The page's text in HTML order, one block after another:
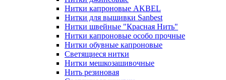
Нитки капроновые AKBEL
Нитки для вышивки Sanbest
Нитки швейные "Красная Нить"
Нитки капроновые особо прочные
Нитки обувные капроновые
Светящиеся нитки
Нитки мешкозашивочные
Нить резиновая